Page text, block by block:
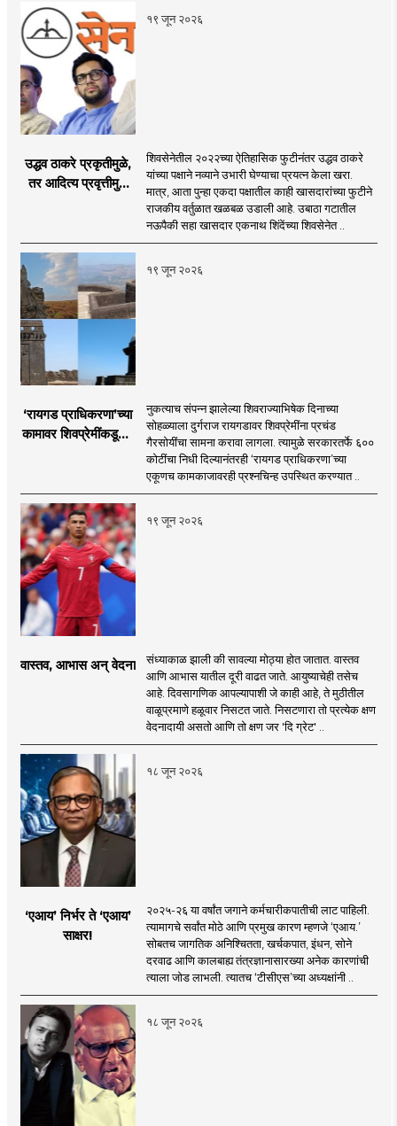
१९ जून २०२६
उद्धव ठाकरे प्रकृतीमुळे,
तर आदित्य प्रवृत्तीमुळे
शिवसेनेतील २०२२च्या ऐतिहासिक फुटीनंतर उद्धव ठाकरे
यांच्या पक्षाने नव्याने उभारी घेण्याचा प्रयत्न केला खरा.
मात्र, आता पुन्हा एकदा पक्षातील काही खासदारांच्या फुटीने
राजकीय वर्तुळात खळबळ उडाली आहे. उबाठा गटातील
नऊपैकी सहा खासदार एकनाथ शिंदेंच्या शिवसेनेत ..
१९ जून २०२६
‘रायगड प्राधिकरणा’च्या
कामावर शिवप्रेमींकडूनच
नुकत्याच संपन्न झालेल्या शिवराज्याभिषेक दिनाच्या
सोहळ्याला दुर्गराज रायगडावर शिवप्रेमींना प्रचंड
गैरसोयींचा सामना करावा लागला. त्यामुळे सरकारतर्फे ६००
कोटींचा निधी दिल्यानंतरही ‘रायगड प्राधिकरणा’च्या
एकूणच कामकाजावरही प्रश्नचिन्ह उपस्थित करण्यात ..
१९ जून २०२६
वास्तव, आभास अन् वेदना
संध्याकाळ झाली की सावल्या मोठ्या होत जातात. वास्तव
आणि आभास यातील दूरी वाढत जाते. आयुष्याचेही तसेच
आहे. दिवसागणिक आपल्यापाशी जे काही आहे, ते मुठीतील
वाळूप्रमाणे हळूवार निसटत जाते. निसटणारा तो प्रत्येक क्षण
वेदनादायी असतो आणि तो क्षण जर 'दि ग्रेट' ..
१८ जून २०२६
‘एआय’ निर्भर ते ‘एआय’
साक्षर!
२०२५-२६ या वर्षांत जगाने कर्मचारीकपातीची लाट पाहिली.
त्यामागचे सर्वांत मोठे आणि प्रमुख कारण म्हणजे ‘एआय.’
सोबतच जागतिक अनिश्चितता, खर्चकपात, इंधन, सोने
दरवाढ आणि कालबाह्य तंत्रज्ञानासारख्या अनेक कारणांची
त्याला जोड लाभली. त्यातच ‘टीसीएस’च्या अध्यक्षांनी ..
१८ जून २०२६